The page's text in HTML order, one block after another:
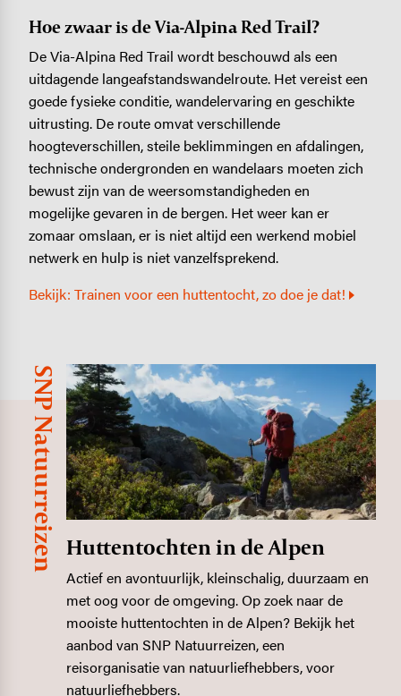
Hoe zwaar is de Via-Alpina Red Trail?
De Via-Alpina Red Trail wordt beschouwd als een
uitdagende langeafstandswandelroute. Het vereist een
goede fysieke conditie, wandelervaring en geschikte
uitrusting. De route omvat verschillende
hoogteverschillen, steile beklimmingen en afdalingen,
technische ondergronden en wandelaars moeten zich
bewust zijn van de weersomstandigheden en
mogelijke gevaren in de bergen. Het weer kan er
zomaar omslaan, er is niet altijd een werkend mobiel
netwerk en hulp is niet vanzelfsprekend.
Bekijk: Trainen voor een huttentocht, zo doe je dat!
SNP Natuurreizen Huttentochten in de Alpen
Actief en avontuurlijk, kleinschalig, duurzaam en
met oog voor de omgeving. Op zoek naar de
mooiste huttentochten in de Alpen? Bekijk het
aanbod van SNP Natuurreizen, een
reisorganisatie van natuurliefhebbers, voor
natuurliefhebbers.
Image